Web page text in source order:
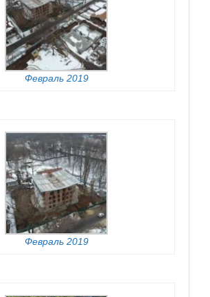
Февраль 2019
Февраль 2019